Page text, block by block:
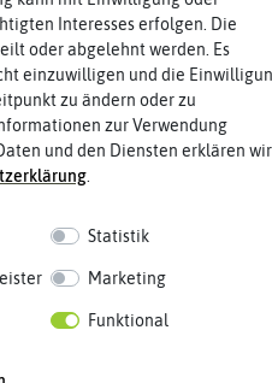
diese
dauert es, bis sich unter
das erste
zeigt? Reifezeit
Zeitspanne
Pflanze
Interesses erfolgen. Die
oder abgelehnt werden. Es
einzuwilligen und die
zu ändern oder zu
zur Verwendung
und den Diensten erklären wir
Statistik
Marketing
Funktional